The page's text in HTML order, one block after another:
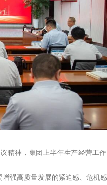
精神，集团上半年生产经营工
强高质量发展的紧迫感、危机